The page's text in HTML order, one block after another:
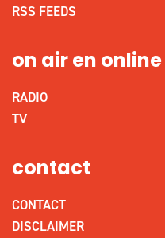
RSS FEEDS
on air en online
RADIO
TV
contact
CONTACT
DISCLAIMER